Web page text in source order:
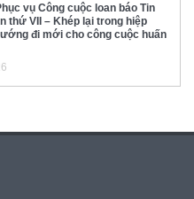
vụ Công cuộc loan báo Tin
thứ VII – Khép lại trong hiệp
đi mới cho công cuộc huấn